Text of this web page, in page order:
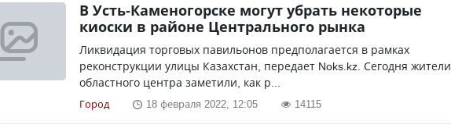
В Усть-Каменогорске могут убрать некоторые
киоски в районе Центрального рынка
Ликвидация торговых павильонов предполагается в рамках
реконструкции улицы Казахстан, передает Noks.kz. Сегодня жители
областного центра заметили, как р...
Город 18 февраля 2022, 12:05 14115